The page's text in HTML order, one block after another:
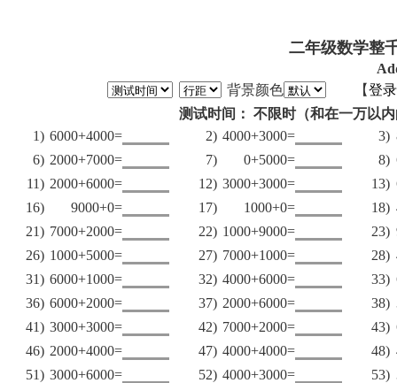
二年级数学整
背景颜色
【登录
测试时间： 不限时（和在一万以
1) 6000+4000= 2) 4000+3000= 3)
6) 2000+7000= 7) 0+5000= 8)
11) 2000+6000= 12) 3000+3000= 13)
16)
9000+0= 17) 1000+0= 18)
21) 7000+2000= 22) 1000+9000= 23)
26) 1000+5000= 27) 7000+1000= 28)
31) 6000+1000= 32) 4000+6000= 33)
36) 6000+2000= 37) 2000+6000= 38)
41) 3000+3000= 42) 7000+2000= 43)
46) 2000+4000= 47) 4000+4000= 48)
51) 3000+6000= 52) 4000+3000= 53)